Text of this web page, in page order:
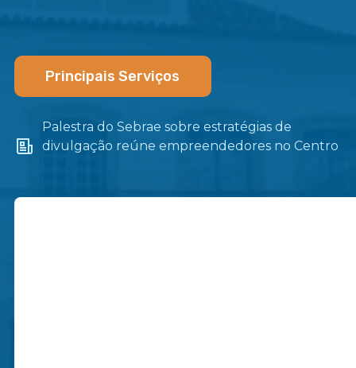
Principais Serviços
Palestra do Sebrae sobre estratégias de
divulgação reúne empreendedores no Centro